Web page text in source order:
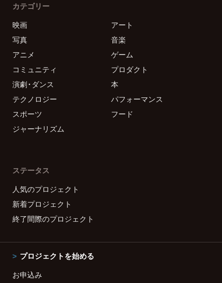
カテゴリー
映画
アート
写真
音楽
アニメ
ゲーム
コミュニティ
プロダクト
演劇・ダンス
本
テクノロジー
パフォーマンス
スポーツ
フード
ジャーナリズム
ステータス
人気のプロジェクト
新着プロジェクト
終了間際のプロジェクト
プロジェクトを始める
お申込み